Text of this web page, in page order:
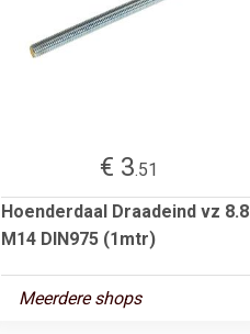
€ 3.51
Hoenderdaal Draadeind vz 8.8
M14 DIN975 (1mtr)
Meerdere shops